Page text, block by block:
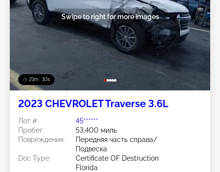
21m : 07s
Swipe to right for more images
2023 CHEVROLET Traverse 3.6L
Лот #:
45******
Пробег:
53,400 миль
Повреждения:
Передняя часть справа/
Подвеска
Doc Type:
Certificate OF Destruction
Florida